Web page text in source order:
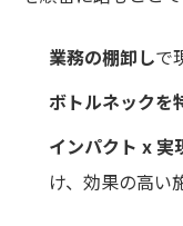
業務の棚卸しで
ボトルネックを
インパクト x 実
け、効果の高い